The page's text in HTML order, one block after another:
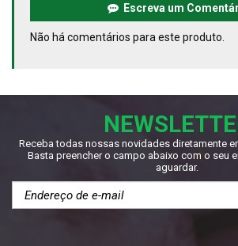
Escreva um
Não há comentários para este produto.
Receba todas nossas novidades diretamente
Basta preencher o campo abaixo com o seu
aguardar.